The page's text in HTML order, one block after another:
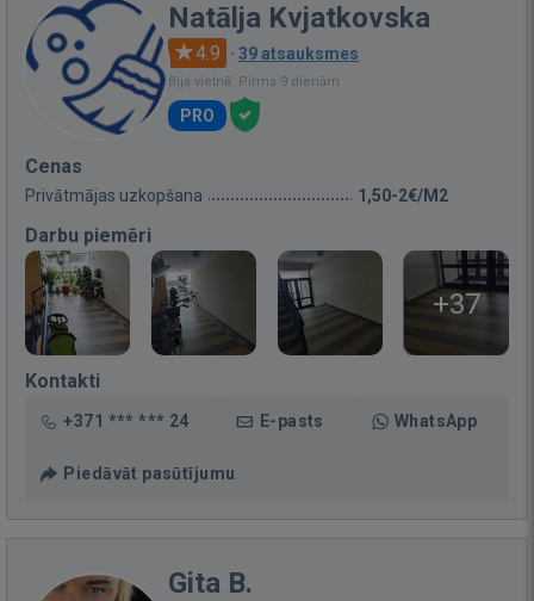
Natālja Kvjatkovska
4.9 · 39 atsauksmes
Bija vietnē: Pirms 9 dienām
PRO
Cenas
Privātmājas uzkopšana 1,50-2€/M2
Darbu piemēri
+37
Kontakti
+371 *** *** 24 E-pasts WhatsApp
Piedāvāt pasūtījumu
Gita B.